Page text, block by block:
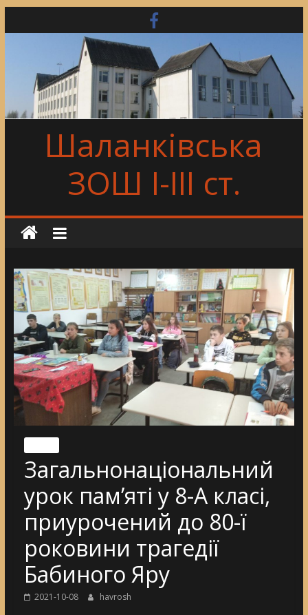
to
Шаланківська
ЗОШ І-ІІІ ст.
Загальнонаціональний
урок пам’яті у 8-А класі,
приурочений до 80-ї
роковини трагедії
Бабиного Яру
2021-10-08 havrosh